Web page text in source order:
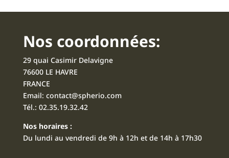
Nos coordonnées:
29 quai Casimir Delavigne
76600 LE HAVRE
FRANCE
Email: contact@spherio.com
Tél.: 02.35.19.32.42
Nos horaires :
Du lundi au vendredi de 9h à 12h et de 14h à 17h30